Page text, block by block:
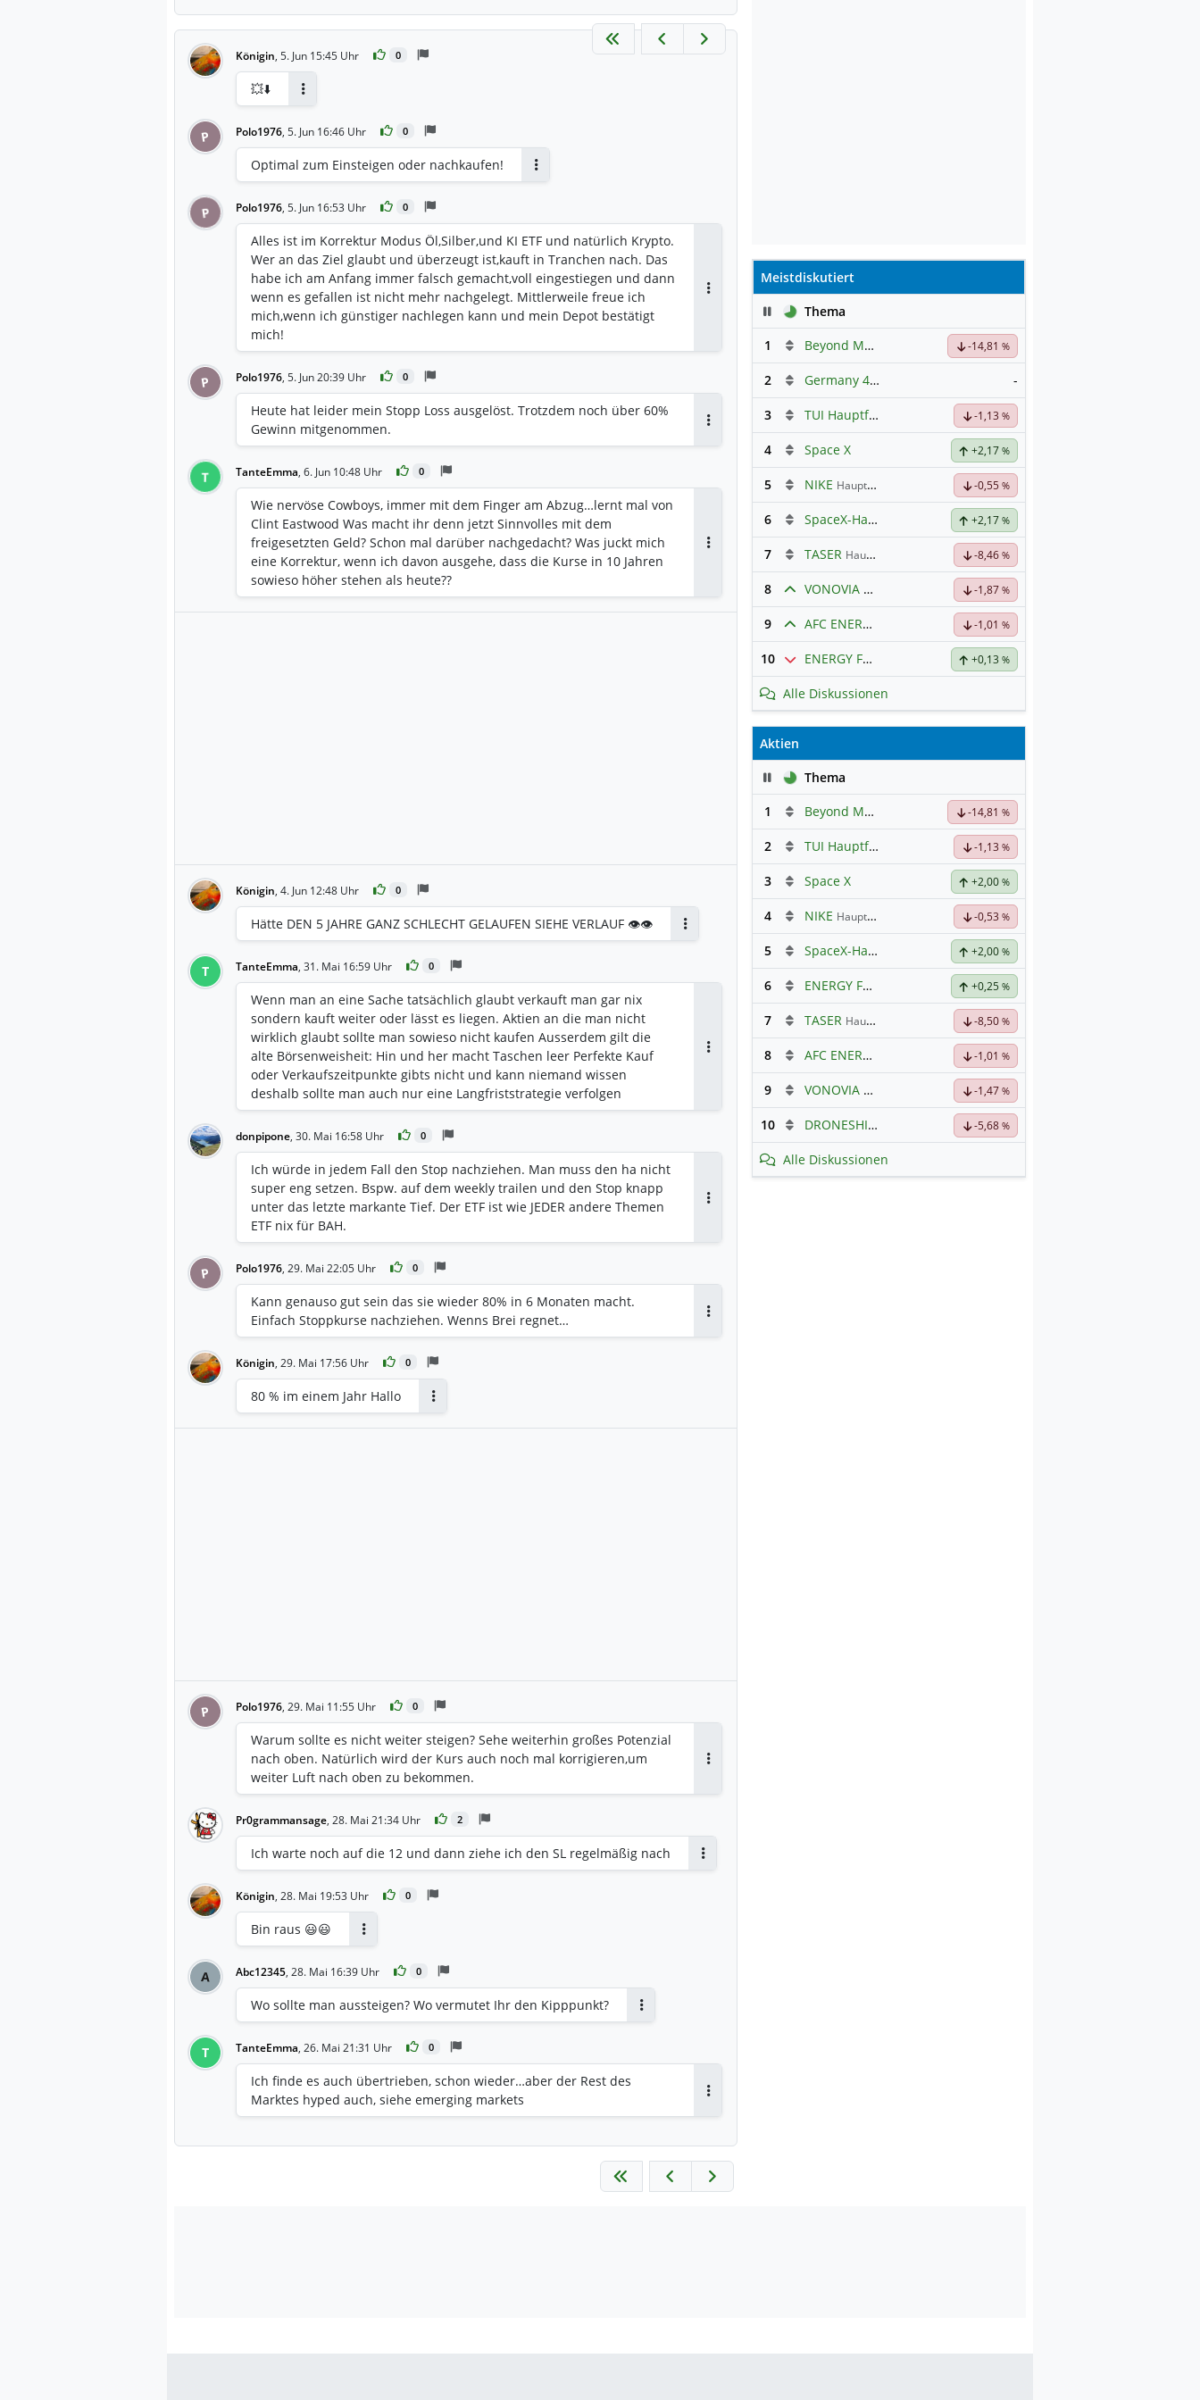
Königin, 5. Jun 15:45 Uhr 0
💥⬇️
P Polo1976, 5. Jun 16:46 Uhr 0
Optimal zum Einsteigen oder nachkaufen!
P Polo1976, 5. Jun 16:53 Uhr 0
Alles ist im Korrektur Modus Öl,Silber,und KI ETF und natürlich Krypto.
Wer an das Ziel glaubt und überzeugt ist,kauft in Tranchen nach. Das
habe ich am Anfang immer falsch gemacht,voll eingestiegen und dann
wenn es gefallen ist nicht mehr nachgelegt. Mittlerweile freue ich
mich,wenn ich günstiger nachlegen kann und mein Depot bestätigt
mich!
P Polo1976, 5. Jun 20:39 Uhr 0
Heute hat leider mein Stopp Loss ausgelöst. Trotzdem noch über 60%
Gewinn mitgenommen.
Antworten
T TanteEmma, 6. Jun 10:48 Uhr 0
Wie nervöse Cowboys, immer mit dem Finger am Abzug…lernt mal von
Clint Eastwood Was macht ihr denn jetzt Sinnvolles mit dem
freigesetzten Geld? Schon mal darüber nachgedacht? Was juckt mich
eine Korrektur, wenn ich davon ausgehe, dass die Kurse in 10 Jahren
sowieso höher stehen als heute??
Königin, 4. Jun 12:48 Uhr 0
Hätte DEN 5 JAHRE GANZ SCHLECHT GELAUFEN SIEHE VERLAUF 👁👁
T TanteEmma, 31. Mai 16:59 Uhr 0
Wenn man an eine Sache tatsächlich glaubt verkauft man gar nix
sondern kauft weiter oder lässt es liegen. Aktien an die man nicht
wirklich glaubt sollte man sowieso nicht kaufen Ausserdem gilt die
alte Börsenweisheit: Hin und her macht Taschen leer Perfekte Kauf
oder Verkaufszeitpunkte gibts nicht und kann niemand wissen
deshalb sollte man auch nur eine Langfriststrategie verfolgen
donpipone, 30. Mai 16:58 Uhr 0
Ich würde in jedem Fall den Stop nachziehen. Man muss den ha nicht
super eng setzen. Bspw. auf dem weekly trailen und den Stop knapp
unter das letzte markante Tief. Der ETF ist wie JEDER andere Themen
ETF nix für BAH.
P Polo1976, 29. Mai 22:05 Uhr 0
Kann genauso gut sein das sie wieder 80% in 6 Monaten macht.
Einfach Stoppkurse nachziehen. Wenns Brei regnet…
Königin, 29. Mai 17:56 Uhr 0
80 % im einem Jahr Hallo
P Polo1976, 29. Mai 11:55 Uhr 0
Warum sollte es nicht weiter steigen? Sehe weiterhin großes Potenzial
nach oben. Natürlich wird der Kurs auch noch mal korrigieren,um
weiter Luft nach oben zu bekommen.
Pr0grammansage, 28. Mai 21:34 Uhr 2
Ich warte noch auf die 12 und dann ziehe ich den SL regelmäßig nach
Königin, 28. Mai 19:53 Uhr 0
Bin raus 😃😃
A Abc12345, 28. Mai 16:39 Uhr 0
Wo sollte man aussteigen? Wo vermutet Ihr den Kipppunkt?
T TanteEmma, 26. Mai 21:31 Uhr 0
Ich finde es auch übertrieben, schon wieder…aber der Rest des
Marktes hyped auch, siehe emerging markets
Meistdiskutiert
PauseThema
1
Beyond Meat Hauptdiskussion-14,81 %
2 Germany 40 / DAX Prognose -
3 TUI Hauptforum -1,13 %
4 Space X +2,17%
5 NIKE Hauptdiskussion -0,55%
6 SpaceX-Haupt-Hauptforum +2,17%
7 TASER Hauptdiskussion -8,46%
8 VONOVIA Hauptdiskussion -1,87%
9 AFC ENERGY Hauptdiskussion -1,01 %
10 ENERGY FUELS Hauptdiskussion+0,13 %
Alle Diskussionen
Aktien
PauseThema
1
Beyond Meat Hauptdiskussion-14,81 %
2 TUI Hauptforum -1,13 %
3 Space X +2,00%
4 NIKE Hauptdiskussion -0,53 %
5 SpaceX-Haupt-Hauptforum +2,00%
6 ENERGY FUELS Hauptdiskussion+0,25 %
7 TASER Hauptdiskussion -8,50%
8 AFC ENERGY Hauptdiskussion -1,01 %
9 VONOVIA Hauptdiskussion -1,47%
10 DRONESHIELD LTD Hauptdiskussion
-5,68%
Alle Diskussionen